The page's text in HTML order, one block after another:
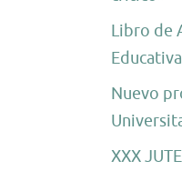
Libro de
Nuevo
XXX